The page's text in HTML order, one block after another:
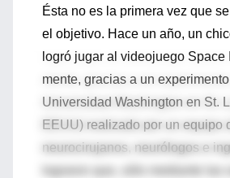
Ésta no es la primera vez que
el objetivo. Hace un año, un
logró jugar al videojuego Space
mente, gracias a un
Universidad Washington en St.
EEUU) realizado por un equipo
neurocirujanos, neurólogos e
lograron que, sólo mediante las